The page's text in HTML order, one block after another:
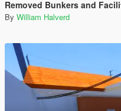
Removed Bunkers and
By William Halverd